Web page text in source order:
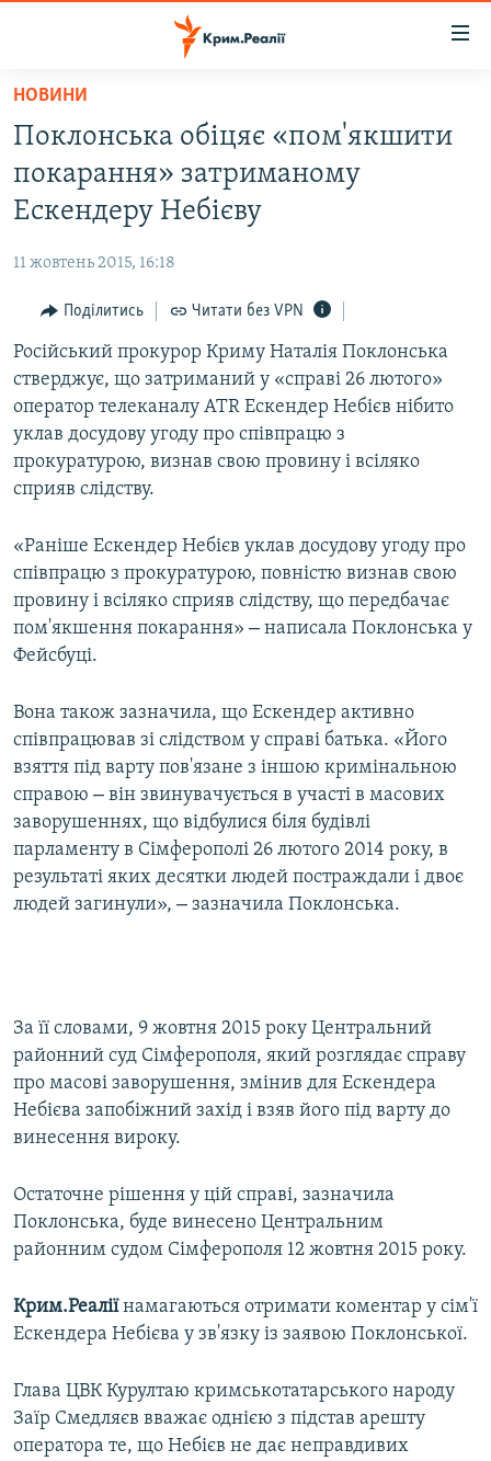
Перейти
основного
матеріалу
Перейти
до
основної
Перейти
пошуку
ВІДЕО ТА ФОТО
БЛОГИ
ПОГЛЯД
ІНТЕРВ'Ю
ВСЕ ЗА ДЕНЬ
СПЕЦПРОЕКТИ
ДЕПОРТАЦІЯ
СВІДЧЕННЯ ОКУПАЦІЇ
УКРАЇНСЬКА ПРОБЛЕМА КРИМУ
ІНФОГРАФІКА
ЯК ОБІЙТИ БЛОКУВАННЯ
Qırımtatar
ДОЛУЧАЙСЯ!
Усі сайти RFE/RL
НОВИНИ
Поклонська обіцяє «пом'якшити
покарання» затриманому
Ескендеру Небієву
11 жовтень 2015, 16:18
Поділитись Читати без VPN
Російський прокурор Криму Наталія Поклонська
стверджує, що затриманий у «справі 26 лютого»
оператор телеканалу ATR Ескендер Небієв нібито
уклав досудову угоду про співпрацю з
прокуратурою, визнав свою провину і всіляко
сприяв слідству.
«Раніше Ескендер Небієв уклав досудову угоду про
співпрацю з прокуратурою, повністю визнав свою
провину і всіляко сприяв слідству, що передбачає
пом'якшення покарання» – написала Поклонська у
Фейсбуці.
Вона також зазначила, що Ескендер активно
співпрацював зі слідством у справі батька. «Його
взяття під варту пов'язане з іншою кримінальною
справою – він звинувачується в участі в масових
заворушеннях, що відбулися біля будівлі
парламенту в Сімферополі 26 лютого 2014 року, в
результаті яких десятки людей постраждали і двоє
людей загинули», – зазначила Поклонська.
За її словами, 9 жовтня 2015 року Центральний
районний суд Сімферополя, який розглядає справу
про масові заворушення, змінив для Ескендера
Небієва запобіжний захід і взяв його під варту до
винесення вироку.
Остаточне рішення у цій справі, зазначила
Поклонська, буде винесено Центральним
районним судом Сімферополя 12 жовтня 2015 року.
Крим.Реаліїнамагаються отримати коментар у сім'ї
Ескендера Небієва у зв'язку із заявою Поклонської.
Глава ЦВК Курултаю кримськотатарського народу
Заїр Смедляєв вважає однією з підстав арешту
оператора те, що Небієв не дає неправдивих